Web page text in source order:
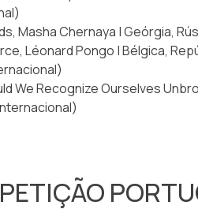
Masha Chernaya | Geórgia,
Léonard Pongo | Bélgica,
We Recognize Ourselves